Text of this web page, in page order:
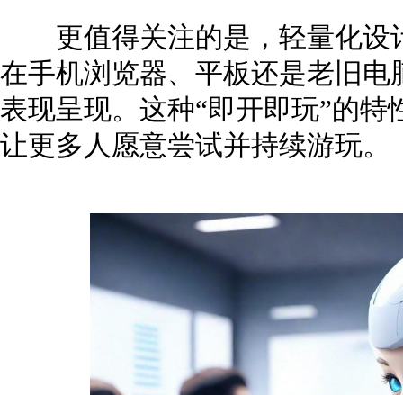
更值得关注的是，轻量化设
在手机浏览器、平板还是老旧
表现呈现。这种“即开即玩”的
让更多人愿意尝试并持续游玩。